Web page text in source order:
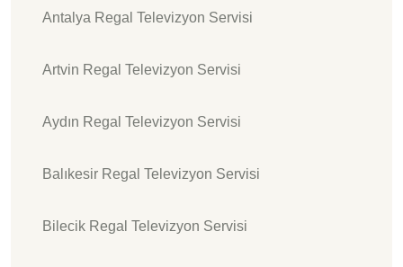
Antalya Regal Televizyon Servisi
Artvin Regal Televizyon Servisi
Aydın Regal Televizyon Servisi
Balıkesir Regal Televizyon Servisi
Bilecik Regal Televizyon Servisi